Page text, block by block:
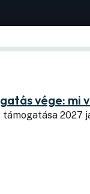
vége: mi
támogatása 2027